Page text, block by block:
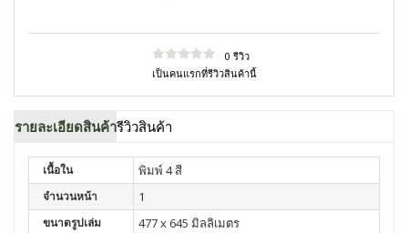
0 รีวิว
เป็นคนแรกที่รีวิวสินค้านี้
รายละเอียดสินค้ารีวิวสินค้า
เนื้อใน พิมพ์ 4 สี
จำนวนหน้า 1
ขนาดรูปเล่ม 477 x 645 มิลลิเมตร